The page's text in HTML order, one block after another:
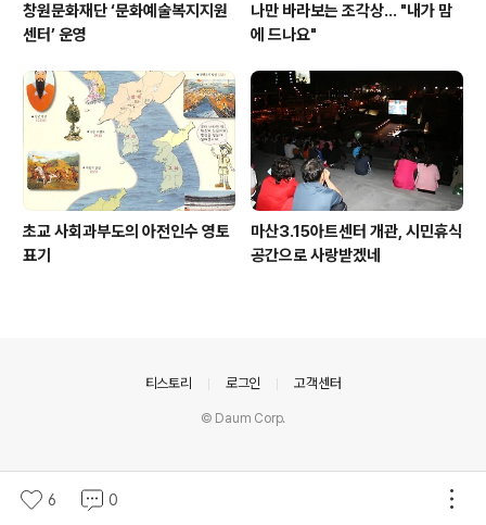
창원문화재단 ‘문화예술복지지원
센터’ 운영
나만 바라보는 조각상... "내가 맘
에 드나요"
초교 사회과부도의 아전인수 영토
표기
마산3.15아트센터 개관, 시민휴식
공간으로 사랑받겠네
6 0
티스토리 로그인 고객센터
© Daum Corp.